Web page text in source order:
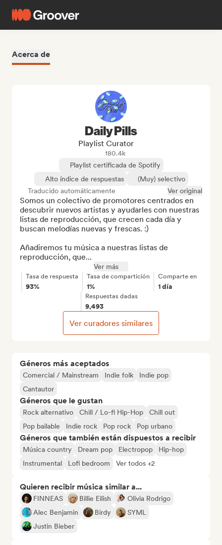
Acerca de
Géneros más aceptados
Comercial / Mainstream Indie folk
Indie pop
Cantautor
Géneros que le gustan
Rock alternativo Chill / Lo-fi Hip-Hop
Chill out
Pop bailable
Indie rock Pop rock Pop urbano
Géneros que también están dispuestos a recibir
Música country Dream pop Electropop
Hip-hop
Instrumental
Lofi bedroom Ver todos +2
Quieren recibir música similar a...
FINNEAS Billie Eilish
Olivia Rodrigo
Alec Benjamin
Birdy
SYML
Justin Bieber
Daily Pills
Playlist Curator
180.4k
Playlist certificada de Spotify
Alto índice de respuestas
(Muy) selectivo
Traducido automáticamente
Ver original
Somos un colectivo de promotores centrados en
descubrir nuevos artistas y ayudarles con nuestras
listas de reproducción, que crecen cada día y
buscan melodías nuevas y frescas. :)
Añadiremos tu música a nuestras listas de
reproducción, que...
Ver más
Tasa de respuesta
93%
Tasa de compartición
1%
Comparte en
1 día
Respuestas dadas
9,493
Ver curadores similares